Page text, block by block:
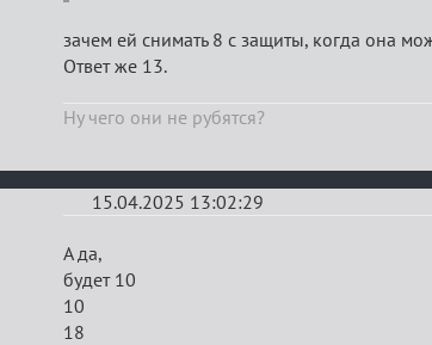
зачем ей снимать 8 с защиты, когда она
Ответ же 13.
Ну чего они не рубятся?
15.04.2025 13:02:29
Re:
Мозговой
штурм
А да,
будет 10
10
18